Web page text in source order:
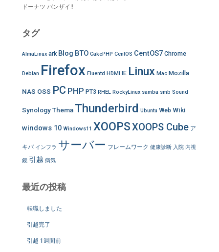
ドーナツ バンザイ!!
タグ
AlmaLinux ark Blog BTO CakePHP CentOS CentOS7 Chrome
Debian Firefox Fluentd HDMI IE Linux Mac Mozilla
NAS OSS PC PHP PT3 RHEL RockyLinux samba smb Sound
SynologyThemaThunderbird Ubuntu Web Wiki
windows 10 Windows11 XOOPSXOOPS Cube ア
キバ インフラ サーバー フレームワーク 健康診断 入院 内視
鏡 引越 病気
最近の投稿
転職しました
引越完了
引越 1週間前